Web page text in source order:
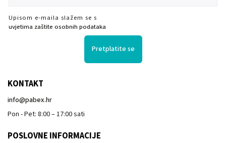
Upisom e-maila slažem se s
uvjetima zaštite osobnih podataka
Pretplatite se
KONTAKT
info@pabex.hr
Pon - Pet: 8:00 – 17:00 sati
POSLOVNE INFORMACIJE